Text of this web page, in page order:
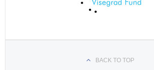
BACK TO TOP